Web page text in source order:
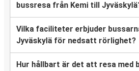
bussresa från Kemi till
Vilka faciliteter erbjuder
Jyväskylä för nedsatt rörlighet?
Hur hållbart är det att resa med